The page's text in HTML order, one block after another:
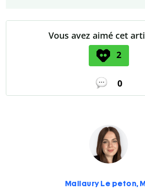
Vous avez aimé cet
2
0
Mallaury Le peton,